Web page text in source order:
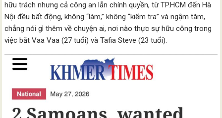
hữu trách nhưng cả công an lẫn chính quyền, từ TP.HCM đến Hà
Nội đều bất động, không “làm,” không “kiểm tra” và ngậm tăm,
chẳng nói gì thêm về chuyện ai, nơi nào thực sự hữu công trong
việc bắt Vaa Vaa (27 tuổi) và Tafia Steve (23 tuổi).